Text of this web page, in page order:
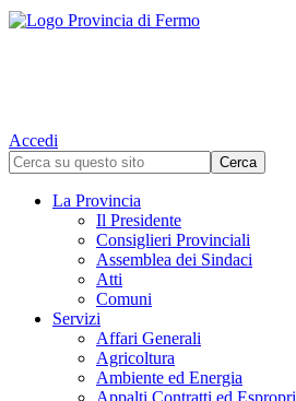
Accedi
La Provincia
Il Presidente
Consiglieri Provinciali
Assemblea dei Sindaci
Atti
Comuni
Servizi
Affari Generali
Agricoltura
Ambiente ed Energia
Appalti Contratti ed Espropri